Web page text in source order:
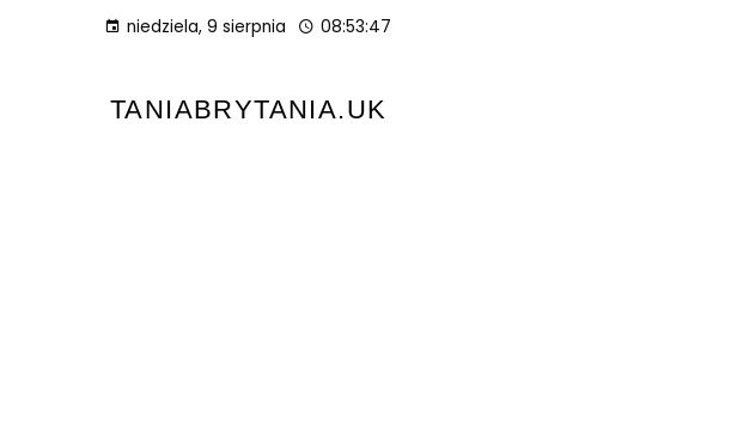
niedziela, 9 sierpnia 08:53:48
TANIABRYTANIA.UK